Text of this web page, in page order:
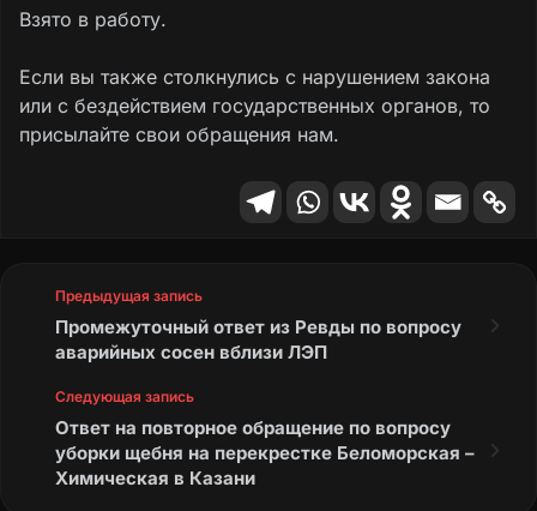
Взято в работу.
Если вы также столкнулись с нарушением закона
или с бездействием государственных органов, то
присылайте свои обращения нам.
Предыдущая запись
Промежуточный ответ из Ревды по вопросу
аварийных сосен вблизи ЛЭП
Следующая запись
Ответ на повторное обращение по вопросу
уборки щебня на перекрестке Беломорская –
Химическая в Казани